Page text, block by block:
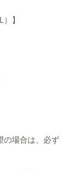
】
の場合は、必ず